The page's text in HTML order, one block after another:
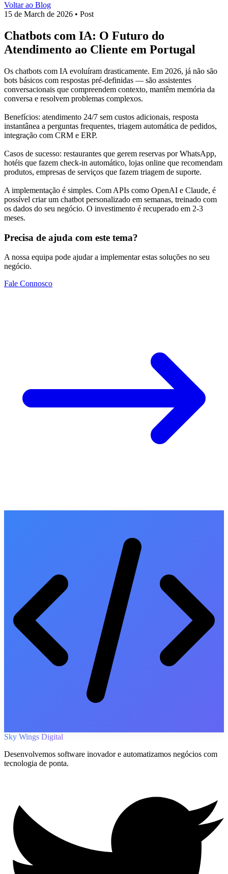
Voltar ao Blog
15 de March de 2026 • Post
Chatbots com IA: O Futuro do
Atendimento ao Cliente em Portugal
Os chatbots com IA evoluíram drasticamente. Em 2026, já não são
bots básicos com respostas pré-definidas — são assistentes
conversacionais que compreendem contexto, mantêm memória da
conversa e resolvem problemas complexos.
Benefícios: atendimento 24/7 sem custos adicionais, resposta
instantânea a perguntas frequentes, triagem automática de pedidos,
integração com CRM e ERP.
Casos de sucesso: restaurantes que gerem reservas por WhatsApp,
hotéis que fazem check-in automático, lojas online que recomendam
produtos, empresas de serviços que fazem triagem de suporte.
A implementação é simples. Com APIs como OpenAI e Claude, é
possível criar um chatbot personalizado em semanas, treinado com
os dados do seu negócio. O investimento é recuperado em 2-3
meses.
Precisa de ajuda com este tema?
A nossa equipa pode ajudar a implementar estas soluções no seu
negócio.
Fale Connosco
Sky Wings Digital
Desenvolvemos software inovador e automatizamos negócios com
tecnologia de ponta.